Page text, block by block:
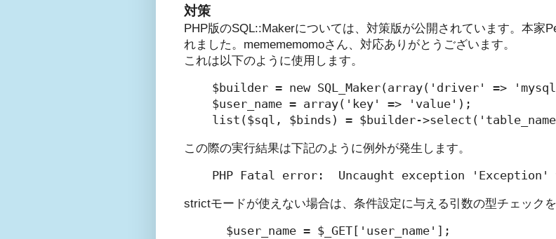
対策
PHP版のSQL::Makerについては、対策版が公開されています。本家
れました。memememomoさん、対応ありがとうございます。
これは以下のように使用します。
$builder = new SQL_Maker(array('driver' =>
$user_name = array('key' => 'value');
この際の実行結果は下記のように例外が発生します。
strictモードが使えない場合は、条件設定に与える引数の型チェック
$user_name = $_GET['user_name'];